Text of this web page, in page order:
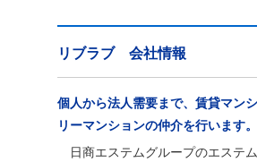
リブラブ 会社情報
個人から法人需要まで、賃貸マン
リーマンションの仲介を行います。
日商エステムグループのエステ